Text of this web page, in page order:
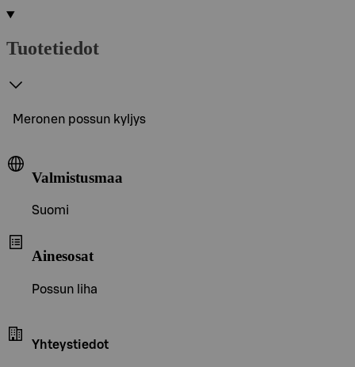
Tuotetiedot
Meronen possun kyljys
Valmistusmaa
Suomi
Ainesosat
Possun liha
Yhteystiedot